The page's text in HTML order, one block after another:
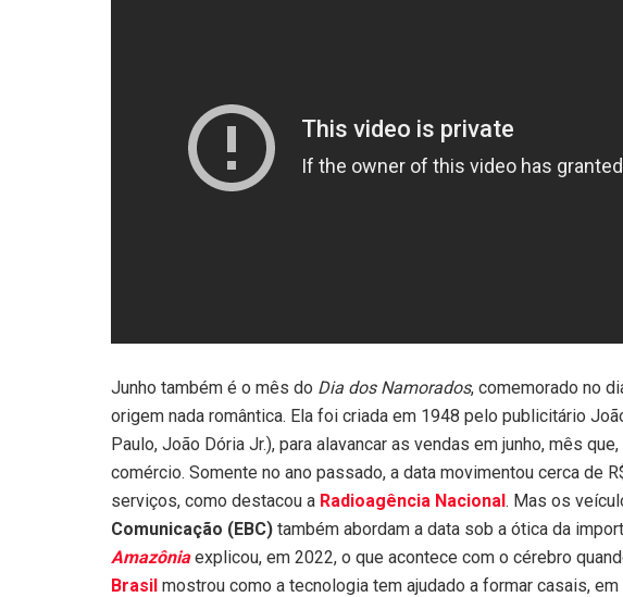
Junho também é o mês do Dia dos Namorados, comemorado no
origem nada romântica. Ela foi criada em 1948 pelo publicitário
Paulo, João Dória Jr.), para alavancar as vendas em junho, mês
comércio. Somente no ano passado, a data movimentou cerca de
serviços, como destacou a Radioagência Nacional. Mas os
Comunicação (EBC) também abordam a data sob a ótica da
Amazônia explicou, em 2022, o que acontece com o cérebro
Brasil mostrou como a tecnologia tem ajudado a formar casais,